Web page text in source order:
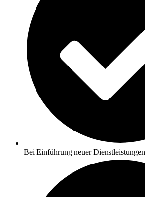
Bei Einführung neuer Dienstleistungen